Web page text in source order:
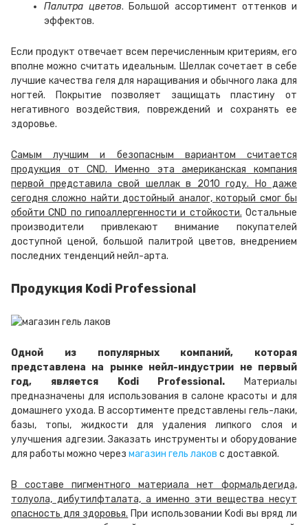
Палитра цветов. Большой ассортимент оттенков и
эффектов.
Если продукт отвечает всем перечисленным критериям, его
вполне можно считать идеальным. Шеллак сочетает в себе
лучшие качества геля для наращивания и обычного лака для
ногтей. Покрытие позволяет защищать пластину от
негативного воздействия, повреждений и сохранять ее
здоровье.
Самым лучшим и безопасным вариантом считается
продукция от CND. Именно эта американская компания
первой представила свой шеллак в 2010 году. Но даже
сегодня сложно найти достойный аналог, который смог бы
обойти CND по гипоаллергенности и стойкости. Остальные
производители привлекают внимание покупателей
доступной ценой, большой палитрой цветов, внедрением
последних тенденций нейл-арта.
Продукция Kodi Professional
Одной из популярных компаний, которая
представлена на рынке нейл-индустрии не первый
год, является Kodi Professional.
Материалы
предназначены для использования в салоне красоты и для
домашнего ухода. В ассортименте представлены гель-лаки,
базы, топы, жидкости для удаления липкого слоя и
улучшения адгезии. Заказать инструменты и оборудование
для работы можно через магазин гель лаков с доставкой.
В составе пигментного материала нет формальдегида,
толуола, дибутилфталата, а именно эти вещества несут
опасность для здоровья. При использовании Kodi вы вряд ли